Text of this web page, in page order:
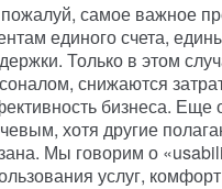
самое важное
единого счета,
Только в этом
снижаются
бизнеса. Еще
хотя другие
Мы говорим о
услуг,